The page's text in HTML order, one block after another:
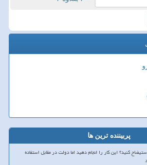
پربیننده ترین ها
کنید؟ این کار را انجام دهید اما دولت در مقابل استفاده